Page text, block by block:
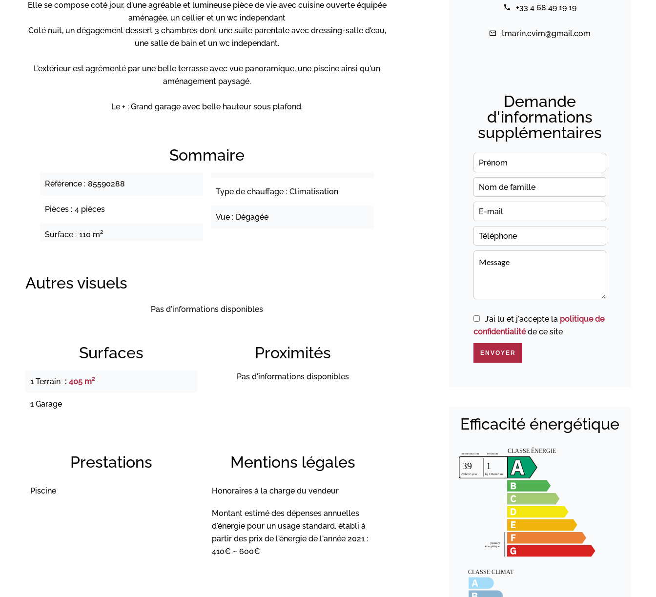
Elle se compose coté jour, d'une agréable et lumineuse pièce de vie avec cuisine ouverte équipée
aménagée, un cellier et un wc independant
Coté nuit, un dégagement dessert 3 chambres dont une suite parentale avec dressing-salle d'eau,
une salle de bain et un wc independant.
L'extérieur est agrémenté par une belle terrasse avec vue panoramique, une piscine ainsi qu'un
aménagement paysagé.
Le + : Grand garage avec belle hauteur sous plafond.
Sommaire
Référence 85590288
Pièces 4 pièces
Surface 110 m²
Type de chauffage Climatisation
Vue Dégagée
Autres visuels
Pas d'informations disponibles
Surfaces
1 Terrain 405 m²
1 Garage
Proximités
Pas d'informations disponibles
Prestations
Piscine
Mentions légales
Honoraires à la charge du vendeur
Montant estimé des dépenses annuelles
d'énergie pour un usage standard, établi à
partir des prix de l'énergie de l'année 2021 :
410€ ~ 600€
+33 4 68 49 19 19
tmarin.cvim@gmail.com
Demande
d'informations
supplémentaires
J’ai lu et j'accepte la politique de
confidentialitéde ce site
ENVOYER
Efficacité énergétique